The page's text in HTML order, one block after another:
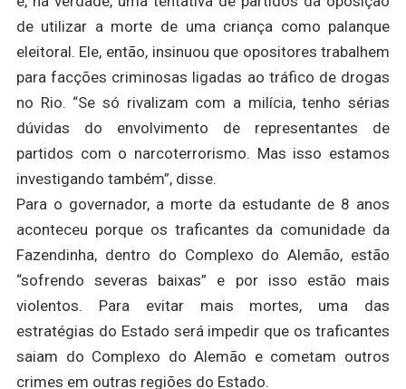
de utilizar a morte de uma criança como palanque
eleitoral. Ele, então, insinuou que opositores trabalhem
para facções criminosas ligadas ao tráfico de drogas
no Rio. “Se só rivalizam com a milícia, tenho sérias
dúvidas do envolvimento de representantes de
partidos com o narcoterrorismo. Mas isso estamos
investigando também”, disse.
Para o governador, a morte da estudante de 8 anos
aconteceu porque os traficantes da comunidade da
Fazendinha, dentro do Complexo do Alemão, estão
“sofrendo severas baixas” e por isso estão mais
violentos. Para evitar mais mortes, uma das
estratégias do Estado será impedir que os traficantes
saiam do Complexo do Alemão e cometam outros
crimes em outras regiões do Estado.